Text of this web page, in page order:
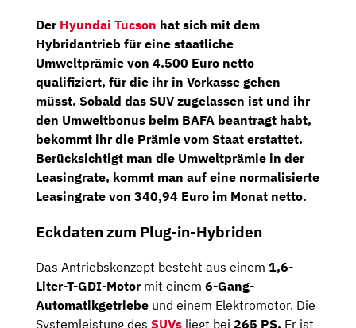
Der Hyundai Tucson hat sich mit dem
Hybridantrieb für eine staatliche
Umweltprämie von 4.500 Euro netto
qualifiziert, für die ihr in Vorkasse gehen
müsst. Sobald das SUV zugelassen ist und ihr
den Umweltbonus beim BAFA beantragt habt,
bekommt ihr die Prämie vom Staat erstattet.
Berücksichtigt man die Umweltprämie in der
Leasingrate, kommt man auf eine normalisierte
Leasingrate von 340,94 Euro im Monat netto.
Eckdaten zum Plug-in-Hybriden
Das Antriebskonzept besteht aus einem 1,6-
Liter-T-GDI-Motormit einem 6-Gang-
Automatikgetriebe und einem Elektromotor. Die
Systemleistung des SUVs liegt bei 265 PS. Er ist